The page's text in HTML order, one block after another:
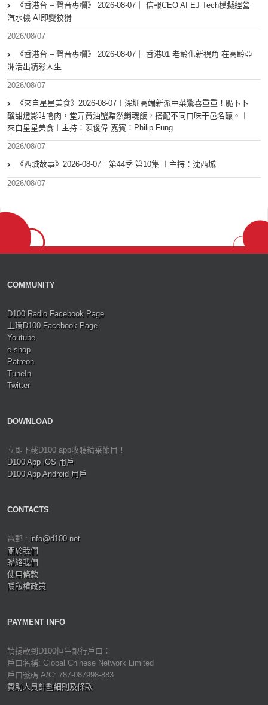
《香港台 – 聲音專欄》 2026-08-07｜ 信報CEO AI EJ Tech模擬經營
汽水機 AI即變狡猾
2026/08/07
《香港台 – 聲音專欄》 2026-08-07｜ 香港01 老齡化新視角 在高齡亞
洲活出精彩人生
2026/08/07
《來自星星美食》2026-08-07︱深圳高端新派中菜驚喜重重！脆卜卜
酸甜燈影咕嚕肉，堂弄黃油蟹黯然銷魂飯，搭配不同口味干邑名釀。︱
來自星星美食︱主持：陳俊偉 嘉賓：Philip Fung
2026/08/07
《西城故事》2026-08-07︱第44季 第10集 ︱主持：沈西城
2026/08/07
COMMUNITY
D100 Radio Facebook Page
上環D100 Facebook Page
Youtube
e-shop
Patreon
TuneIn
Twitter
DOWNLOAD
立即下載D100 app收聽精采節目！
D100 App iOS 用戶
D100 App Android 用戶
CONTACTS
電郵 : info@d100.net
關於我們
聯絡我們
使用條款
隱私權政策
PAYMENT INFO
請捐款到D100恒生銀行戶口：
戶口名稱: Global Chinese Network Limited
戶口號碼 A/C: 787-087998-883
贊助人員計劃細則及條款